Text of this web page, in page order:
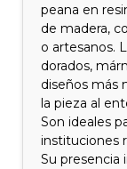
peana en
de madera,
o artesanos.
dorados,
diseños más
la pieza al
Son ideales
instituciones
Su presencia